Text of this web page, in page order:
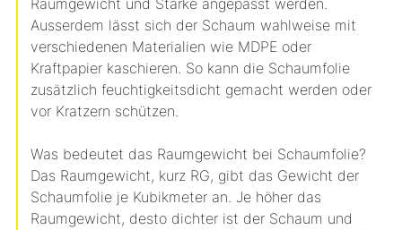
Raumgewicht und Stärke angepasst werden.
Ausserdem lässt sich der Schaum wahlweise mit
verschiedenen Materialien wie MDPE oder
Kraftpapier kaschieren. So kann die Schaumfolie
zusätzlich feuchtigkeitsdicht gemacht werden oder
vor Kratzern schützen.
Was bedeutet das Raumgewicht bei Schaumfolie?
Das Raumgewicht, kurz RG, gibt das Gewicht der
Schaumfolie je Kubikmeter an. Je höher das
Raumgewicht, desto dichter ist der Schaum und